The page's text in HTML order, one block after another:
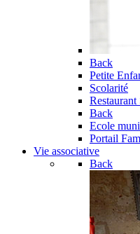
Back
Petite
Scolarité
Restaurant
Back
Ecole
Portail
Vie associative
Back